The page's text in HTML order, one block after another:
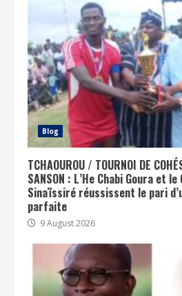
Blog
TCHAOUROU / TOURNOI DE
SANSON : L’He Chabi Goura et le
Sinaïssiré réussissent le pari
parfaite
9 August 2026